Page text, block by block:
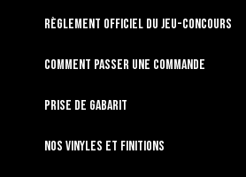
RÈGLEMENT OFFICIEL DU JEU-CONCOURS
Comment passer une commande
Prise de gabarit
Nos vinyles et finitions